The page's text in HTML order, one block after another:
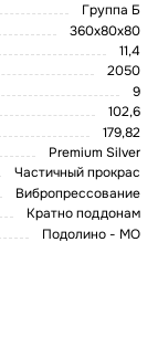
Группа Б
360x80x80
11,4
2050
9
102,6
179,82
Premium Silver
Частичный прокрас
Вибропрессование
Кратно поддонам
Подолино - МО